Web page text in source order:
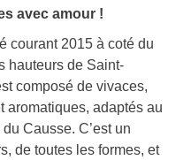
avec amour !
courant 2015 à coté du
hauteurs de Saint-
composé de vivaces,
aromatiques, adaptés au
Causse. C’est un
de toutes les formes, et